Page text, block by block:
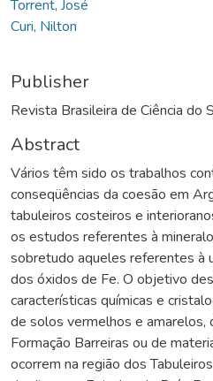
Torrent, José
Curi, Nilton
Publisher
Revista Brasileira de Ciência do
Abstract
Vários têm sido os trabalhos
conseqüências da coesão em
tabuleiros costeiros e
os estudos referentes à
sobretudo aqueles referentes à
dos óxidos de Fe. O objetivo
características químicas e
de solos vermelhos e
Formação Barreiras ou de
ocorrem na região dos